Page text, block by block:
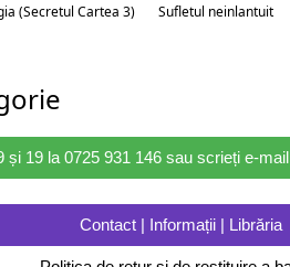
(Secretul Cartea 3) Sufletul neinlantuit
și 19 la 0725 931 146 sau scrieți e-
Contact | Informații | Librăria